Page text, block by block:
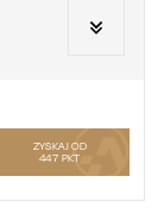
ZYSKAJ OD
447 PKT